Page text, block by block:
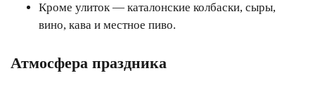
Кроме улиток — каталонские колбаски, сыры,
вино, кава и местное пиво.
Атмосфера праздника